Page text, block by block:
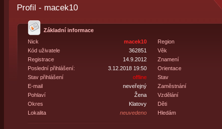
Profil - macek10
Základní informace
Nick
macek10
Kód uživatele
362851
Registrace
14.9.2012
Poslední přihlášení:
3.12.2018 19:50
Stav přihlášení
offline
E-mail
neveřejný
Pohlaví
Žena
Okres
Klatovy
Lokalita
neuvedeno
Region
Věk
Znamení
Orientace
Stav
Zaměstnání
Vzdělání
Děti
Hledám